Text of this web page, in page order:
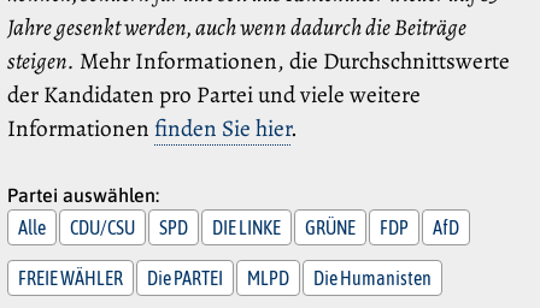
Jahre gesenkt werden, auch wenn dadurch die Beiträge
steigen. Mehr Informationen, die Durchschnittswerte
der Kandidaten pro Partei und viele weitere
Informationen finden Sie hier.
Partei auswählen:
Alle
CDU/CSU SPD DIE LINKE GRÜNE FDP AfD
FREIE WÄHLER Die PARTEI MLPD Die Humanisten